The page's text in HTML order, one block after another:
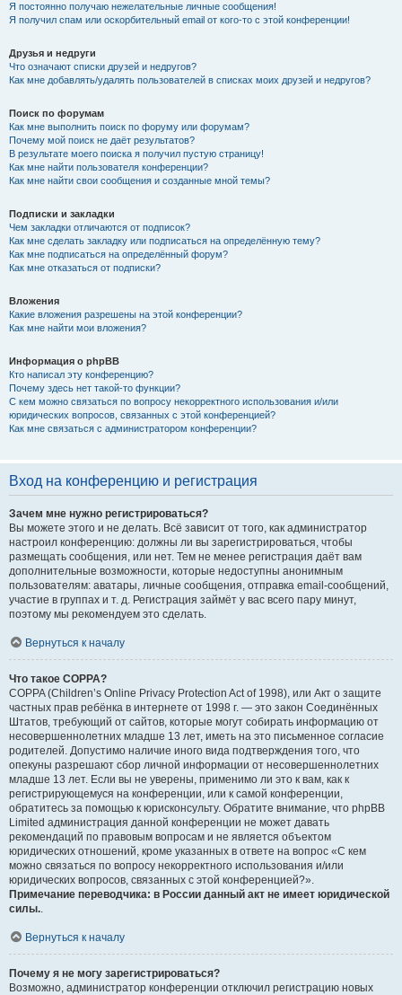
Я постоянно получаю нежелательные личные сообщения!
Я получил спам или оскорбительный email от кого-то с этой конференции!
Друзья и недруги
Что означают списки друзей и недругов?
Как мне добавлять/удалять пользователей в списках моих друзей и недругов?
Поиск по форумам
Как мне выполнить поиск по форуму или форумам?
Почему мой поиск не даёт результатов?
В результате моего поиска я получил пустую страницу!
Как мне найти пользователя конференции?
Как мне найти свои сообщения и созданные мной темы?
Подписки и закладки
Чем закладки отличаются от подписок?
Как мне сделать закладку или подписаться на определённую тему?
Как мне подписаться на определённый форум?
Как мне отказаться от подписки?
Вложения
Какие вложения разрешены на этой конференции?
Как мне найти мои вложения?
Информация о phpBB
Кто написал эту конференцию?
Почему здесь нет такой-то функции?
С кем можно связаться по вопросу некорректного использования и/или
юридических вопросов, связанных с этой конференцией?
Как мне связаться с администратором конференции?
Вход на конференцию и регистрация
Зачем мне нужно регистрироваться?
Вы можете этого и не делать. Всё зависит от того, как администратор
настроил конференцию: должны ли вы зарегистрироваться, чтобы
размещать сообщения, или нет. Тем не менее регистрация даёт вам
дополнительные возможности, которые недоступны анонимным
пользователям: аватары, личные сообщения, отправка email-сообщений,
участие в группах и т. д. Регистрация займёт у вас всего пару минут,
поэтому мы рекомендуем это сделать.
Вернуться к началу
Что такое COPPA?
COPPA (Children’s Online Privacy Protection Act of 1998), или Акт о защите
частных прав ребёнка в интернете от 1998 г. — это закон Соединённых
Штатов, требующий от сайтов, которые могут собирать информацию от
несовершеннолетних младше 13 лет, иметь на это письменное согласие
родителей. Допустимо наличие иного вида подтверждения того, что
опекуны разрешают сбор личной информации от несовершеннолетних
младше 13 лет. Если вы не уверены, применимо ли это к вам, как к
регистрирующемуся на конференции, или к самой конференции,
обратитесь за помощью к юрисконсульту. Обратите внимание, что phpBB
Limited администрация данной конференции не может давать
рекомендаций по правовым вопросам и не является объектом
юридических отношений, кроме указанных в ответе на вопрос «С кем
можно связаться по вопросу некорректного использования и/или
юридических вопросов, связанных с этой конференцией?».
Примечание переводчика: в России данный акт не имеет юридической
силы..
Вернуться к началу
Почему я не могу зарегистрироваться?
Возможно, администратор конференции отключил регистрацию новых